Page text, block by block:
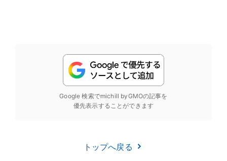
Google 検索でmichill byGMOの記事を
優先表示することができます
トップへ戻る